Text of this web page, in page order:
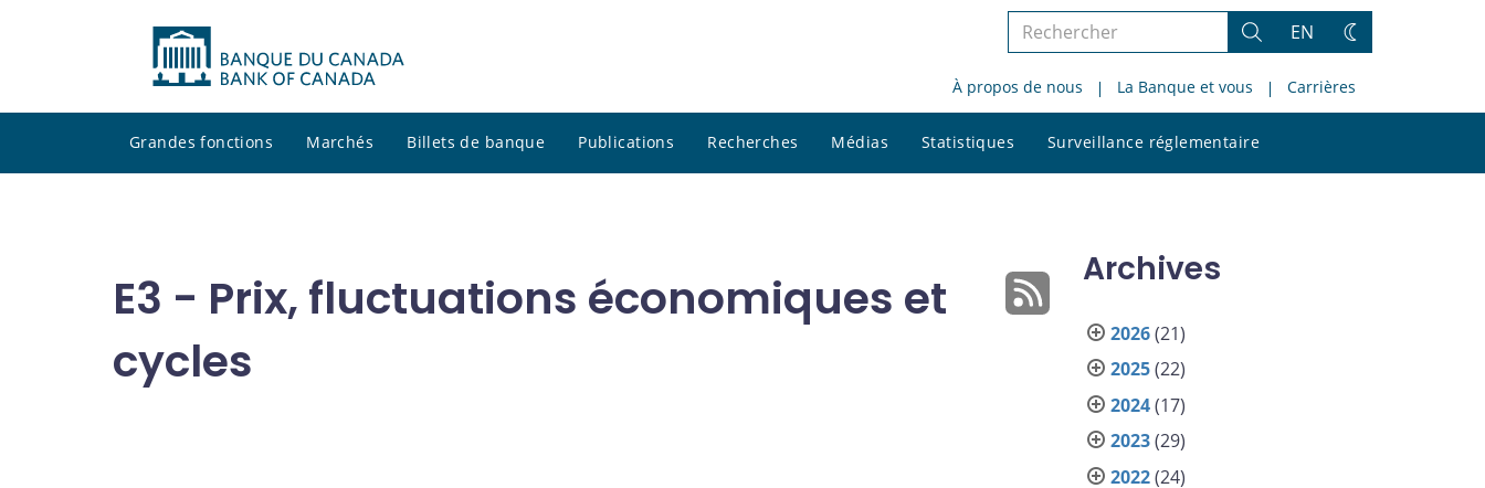
Rechercher
le
site
Rechercher
EN
Changez
thème
À propos de nous La Banque et vous Carrières
Grandes fonctions Marchés Billets de banque Publications Recherches Médias Statistiques Surveillance réglementaire
le
E3 - Prix, fluctuations économiques et
cycles
Archives
2026(21)
2025(22)
2024(17)
2023(29)
2022(24)